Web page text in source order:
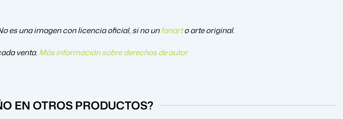
es una imagen con licencia oficial, si no unfanarto arte original.
venta.Más información sobre derechos de autor.
EN OTROS PRODUCTOS?